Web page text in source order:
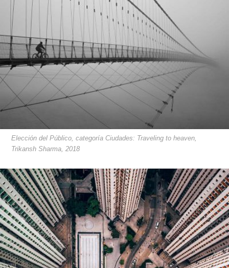
Elección del Público, categoría Ciudades: Traveling to heaven,
Trikansh Sharma, 2018